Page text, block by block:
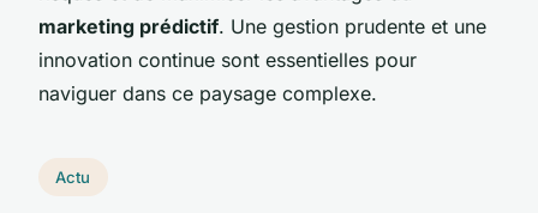
marketing prédictif. Une gestion prudente et une
innovation continue sont essentielles pour
naviguer dans ce paysage complexe.
Actu